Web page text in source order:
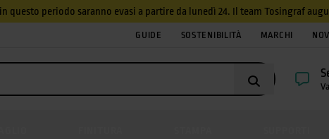
periodo saranno evasi a partire da lunedì 24. Il team Tosingraf
GUIDE SOSTENIBILITÀ MARCHI